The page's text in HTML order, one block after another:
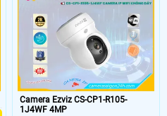
Camera Ezviz CS-CP1-R105-
1J4WF 4MP